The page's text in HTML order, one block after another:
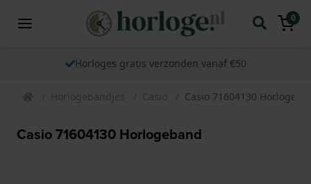
0
Horloges gratis verzonden vanaf €50
Horlogebandjes Casio Casio 71604130
Casio 71604130 Horlogeband